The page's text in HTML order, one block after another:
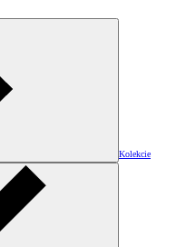
Kolekcie